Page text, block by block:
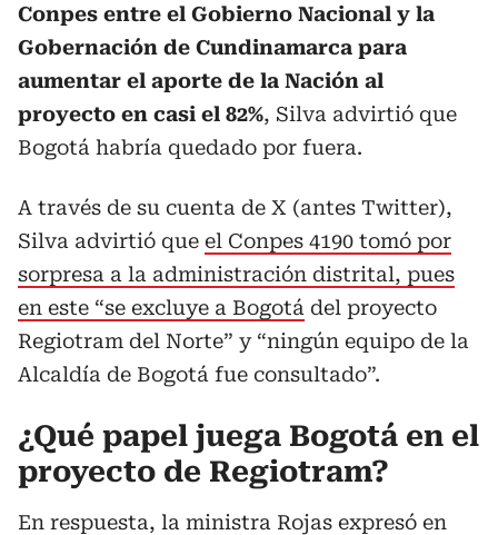
Conpes entre el Gobierno Nacional y la
Gobernación de Cundinamarca para
aumentar el aporte de la Nación al
proyecto en casi el 82%, Silva advirtió que
Bogotá habría quedado por fuera.
A través de su cuenta de X (antes Twitter),
Silva advirtió que el Conpes 4190 tomó por
sorpresa a la administración distrital, pues
en este “se excluye a Bogotá del proyecto
Regiotram del Norte” y “ningún equipo de la
Alcaldía de Bogotá fue consultado”.
¿Qué papel juega Bogotá en el
proyecto de Regiotram?
En respuesta, la ministra Rojas expresó en